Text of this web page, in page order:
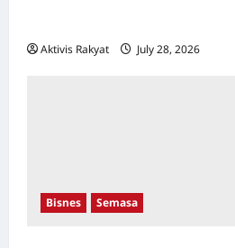
Aktivis Rakyat July 28, 2026
Bisnes Semasa